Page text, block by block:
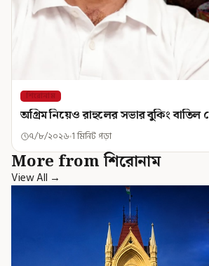
শিরোনাম
অগ্রিম নিয়েও রাহুলের সভার বুকিং বাতিল
৭/৮/২০২৬ 1 মিনিট পড়া
More from শিরোনাম
View All →